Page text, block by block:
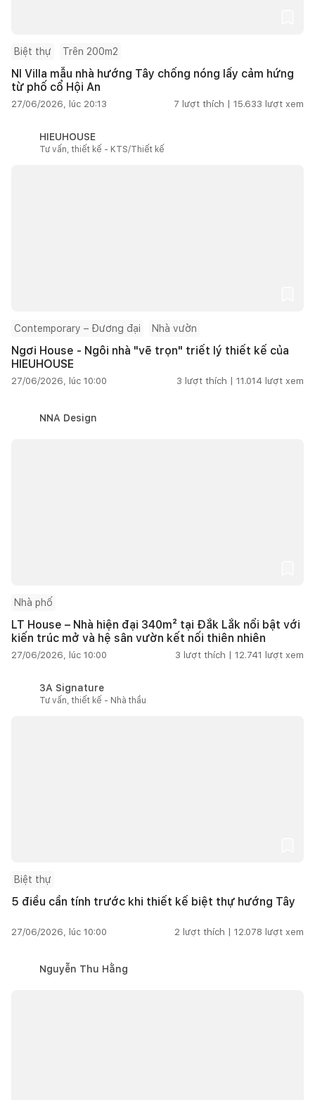
Biệt thự Trên 200m2
NI Villa mẫu nhà hướng Tây chống nóng lấy cảm hứng
từ phố cổ Hội An
27/06/2026, lúc 20:13 7 lượt thích | 15.633 lượt xem
HIEUHOUSE
Tư vấn, thiết kế - KTS/Thiết kế
Contemporary – Đương đại Nhà vườn
Ngơi House - Ngôi nhà "vẽ trọn" triết lý thiết kế của
HIEUHOUSE
27/06/2026, lúc 10:00 3 lượt thích | 11.014 lượt xem
NNA Design
Nhà phố
LT House – Nhà hiện đại 340m² tại Đắk Lắk nổi bật với
kiến trúc mở và hệ sân vườn kết nối thiên nhiên
27/06/2026, lúc 10:00 3 lượt thích | 12.741 lượt xem
3A Signature
Tư vấn, thiết kế - Nhà thầu
Biệt thự
5 điều cần tính trước khi thiết kế biệt thự hướng Tây
27/06/2026, lúc 10:00 2 lượt thích | 12.078 lượt xem
Nguyễn Thu Hằng